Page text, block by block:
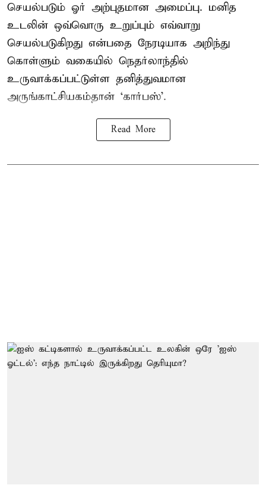
செயல்படும் ஓர் அற்புதமான அமைப்பு. மனித
உடலின் ஒவ்வொரு உறுப்பும் எவ்வாறு
செயல்படுகிறது என்பதை நேரடியாக அறிந்து
கொள்ளும் வகையில் நெதர்லாந்தில்
உருவாக்கப்பட்டுள்ள தனித்துவமான
அருங்காட்சியகம்தான் ‘கார்பஸ்’.
Read More